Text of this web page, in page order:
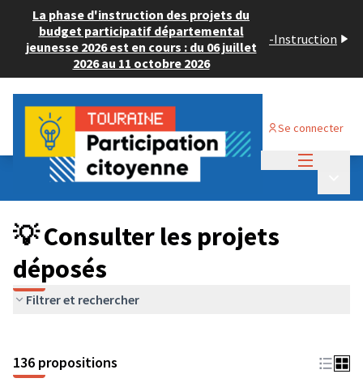
La phase d'instruction des projets du
budget participatif départemental
jeunesse 2026 est en cours : du 06 juillet
2026 au 11 octobre 2026
-Instruction
Se connecter
Budget Participatif JEUNESSE 2024
💡 Consulter les projets déposés
💡 Consulter les projets
déposés
Filtrer et rechercher
136 propositions